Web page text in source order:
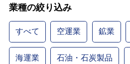
業種の絞り込み
すべて 空運業 鉱業
海運業 石油・石炭製品